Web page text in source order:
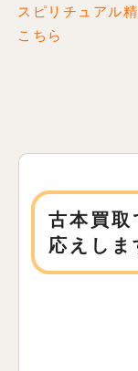
スピリチュアル
こちら
古本買取
応えしま